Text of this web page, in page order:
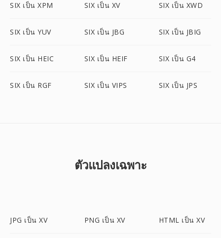
SIX เป็น XPM SIX เป็น XV SIX เป็น XWD
SIX เป็น YUV SIX เป็น JBG SIX เป็น JBIG
SIX เป็น HEIC SIX เป็น HEIF SIX เป็น G4
SIX เป็น RGF SIX เป็น VIPS SIX เป็น JPS
ตัวแปลงเฉพาะ
JPG เป็น XV PNG เป็น XV HTML เป็น XV